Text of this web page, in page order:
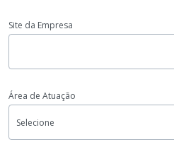
Site da Empresa
Área de Atuação